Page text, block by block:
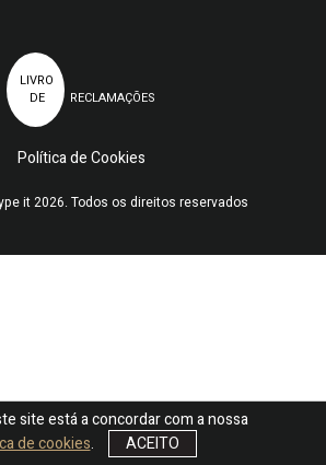
site está a concordar com a nossa
de cookies. ACEITO
LIVRO
DE
RECLAMAÇÕES
Política de Cookies
it 2026. Todos os direitos reservados